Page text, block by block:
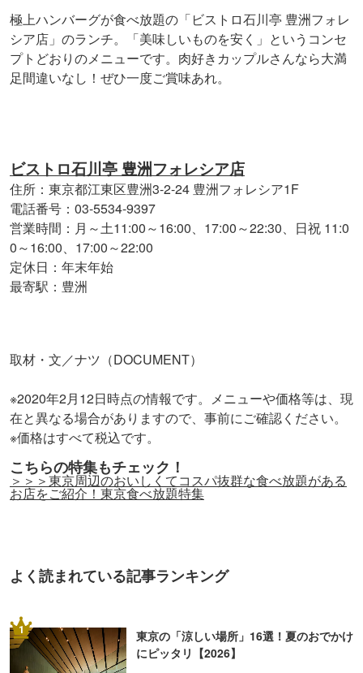
極上ハンバーグが食べ放題の「ビストロ石川亭 豊洲フォレ
シア店」のランチ。「美味しいものを安く」というコンセ
プトどおりのメニューです。肉好きカップルさんなら大満
足間違いなし！ぜひ一度ご賞味あれ。
ビストロ石川亭 豊洲フォレシア店
住所：東京都江東区豊洲3-2-24 豊洲フォレシア1F
電話番号：03-5534-9397
営業時間：月～土11:00～16:00、17:00～22:30、日祝 11:0
0～16:00、17:00～22:00
定休日：年末年始
最寄駅：豊洲
取材・文／ナツ（DOCUMENT）
※2020年2月12日時点の情報です。メニューや価格等は、現
在と異なる場合がありますので、事前にご確認ください。
※価格はすべて税込です。
こちらの特集もチェック！
＞＞＞東京周辺のおいしくてコスパ抜群な食べ放題がある
お店をご紹介！東京食べ放題特集
よく読まれている記事ランキング
1
東京の「涼しい場所」16選！夏のおでかけ
にピッタリ【2026】